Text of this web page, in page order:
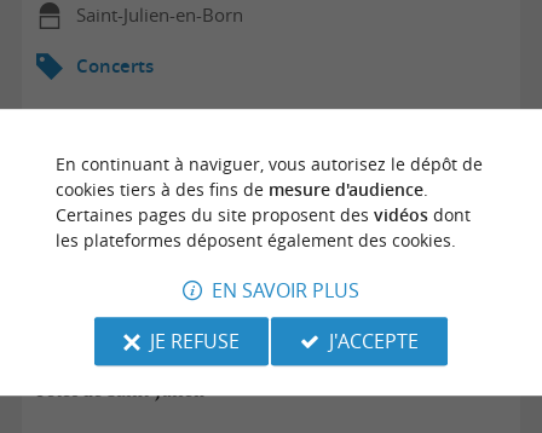
Saint-Julien-en-Born
Concerts
Fêtes de Saint-Julien
En continuant à naviguer, vous autorisez le dépôt de
cookies tiers à des fins de mesure d'audience.
Certaines pages du site proposent des vidéosdont
les plateformes déposent également des cookies.
EN SAVOIR PLUS
JE REFUSE
J'ACCEPTE